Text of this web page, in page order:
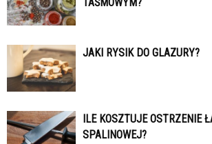
JAKI RYSIK DO GLAZURY?
ILE KOSZTUJE OSTRZENIE
SPALINOWEJ?